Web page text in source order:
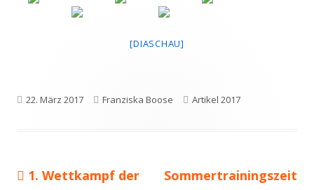
[DIASCHAU]
Veröffentlicht
22. März 2017 Autor
Franziska Boose Kategorien
Artikel 2017
Beitragsnavigation
Vorheriger
1. Wettkampf der
Nächster
Sommertrainingszeit